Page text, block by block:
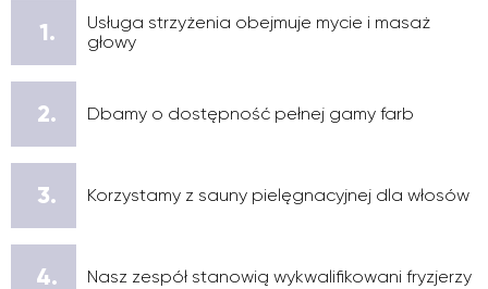
1.
Usługa strzyżenia obejmuje mycie i masaż
głowy
2. Dbamy o dostępność pełnej gamy farb
3. Korzystamy z sauny pielęgnacyjnej dla włosów
4. Nasz zespół stanowią wykwalifikowani fryzjerzy